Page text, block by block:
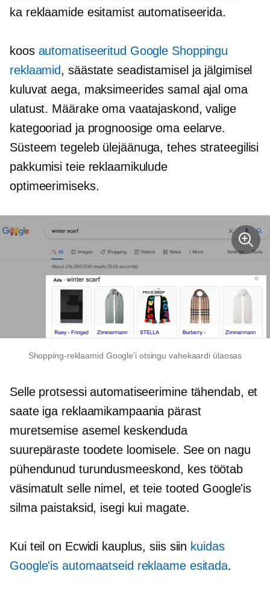
ka reklaamide esitamist automatiseerida.
koos automatiseeritud Google Shoppingu
reklaamid, säästate seadistamisel ja jälgimisel
kuluvat aega, maksimeerides samal ajal oma
ulatust. Määrake oma vaatajaskond, valige
kategooriad ja prognoosige oma eelarve.
Süsteem tegeleb ülejäänuga, tehes strateegilisi
pakkumisi teie reklaamikulude
optimeerimiseks.
Shopping-reklaamid Google'i otsingu vahekaardi ülaosas
Selle protsessi automatiseerimine tähendab, et
saate iga reklaamikampaania pärast
muretsemise asemel keskenduda
suurepäraste toodete loomisele. See on nagu
pühendunud turundusmeeskond, kes töötab
väsimatult selle nimel, et teie tooted Google'is
silma paistaksid, isegi kui magate.
Kui teil on Ecwidi kauplus, siis siin kuidas
Google'is automaatseid reklaame esitada.